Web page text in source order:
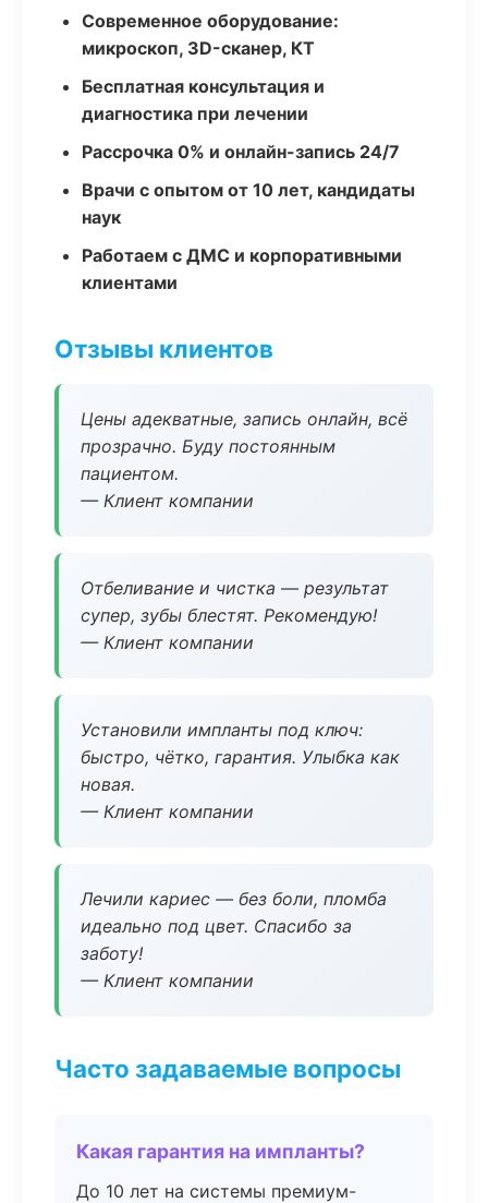
Современное оборудование:
микроскоп, 3D-сканер, КТ
Бесплатная консультация и
диагностика при лечении
Рассрочка 0% и онлайн-запись 24/7
Врачи с опытом от 10 лет, кандидаты
наук
Работаем с ДМС и корпоративными
клиентами
Отзывы клиентов
Цены адекватные, запись онлайн, всё
прозрачно. Буду постоянным
пациентом.
— Клиент компании
Отбеливание и чистка — результат
супер, зубы блестят. Рекомендую!
— Клиент компании
Установили импланты под ключ:
быстро, чётко, гарантия. Улыбка как
новая.
— Клиент компании
Лечили кариес — без боли, пломба
идеально под цвет. Спасибо за
заботу!
— Клиент компании
Часто задаваемые вопросы
Какая гарантия на импланты?
До 10 лет на системы премиум-